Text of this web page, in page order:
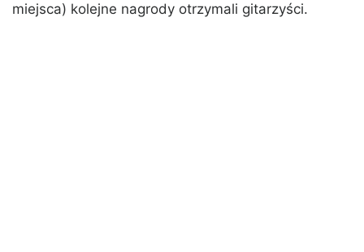
miejsca) kolejne nagrody otrzymali gitarzyści.